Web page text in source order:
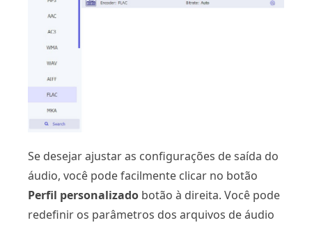
Se desejar ajustar as configurações de saída do
áudio, você pode facilmente clicar no botão
Perfil personalizado botão à direita. Você pode
redefinir os parâmetros dos arquivos de áudio